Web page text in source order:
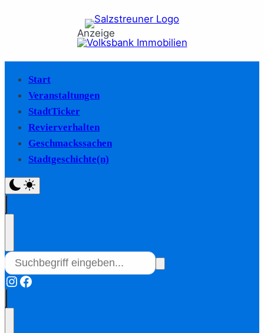
Anzeige
Start
Veranstaltungen
StadtTicker
Revierverhalten
Geschmackssachen
Stadtgeschichte(n)
Instagram
Facebook